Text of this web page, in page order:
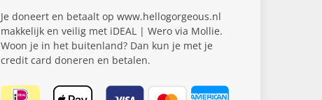
Je doneert en betaalt op www.hellogorgeous.nl
makkelijk en veilig met iDEAL | Wero via Mollie.
Woon je in het buitenland? Dan kun je met je
credit card doneren en betalen.